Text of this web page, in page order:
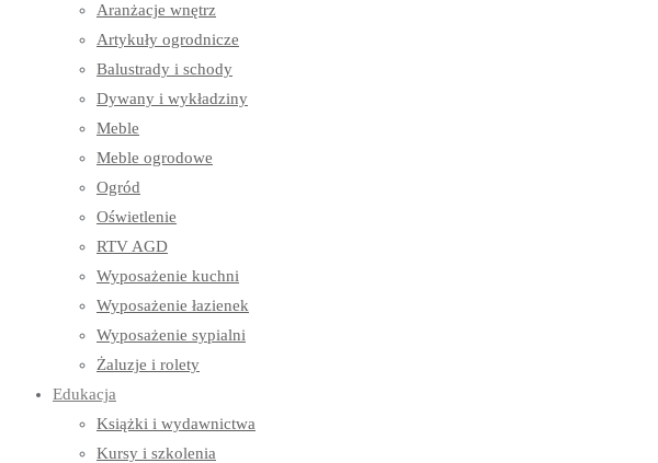
Aranżacje wnętrz
Artykuły ogrodnicze
Balustrady i schody
Dywany i wykładziny
Meble
Meble ogrodowe
Ogród
Oświetlenie
RTV AGD
Wyposażenie kuchni
Wyposażenie łazienek
Wyposażenie sypialni
Żaluzje i rolety
Edukacja
Książki i wydawnictwa
Kursy i szkolenia